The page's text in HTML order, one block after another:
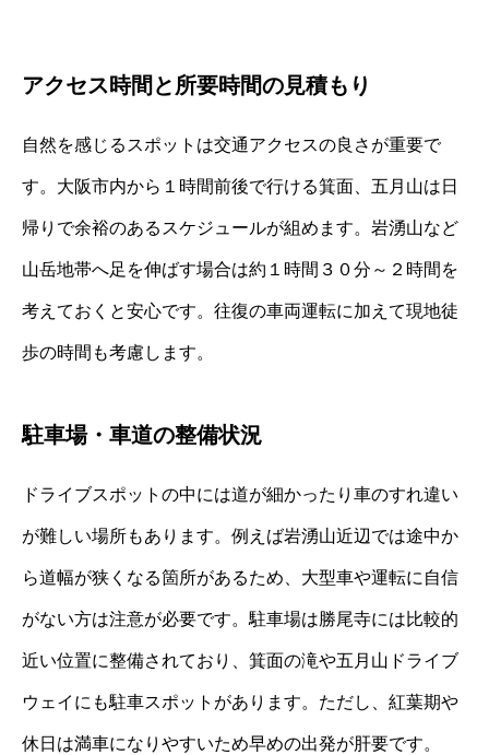
アクセス時間と所要時間の見積もり
自然を感じるスポットは交通アクセスの良さが重要で
す。大阪市内から１時間前後で行ける箕面、五月山は日
帰りで余裕のあるスケジュールが組めます。岩湧山など
山岳地帯へ足を伸ばす場合は約１時間３０分～２時間を
考えておくと安心です。往復の車両運転に加えて現地徒
歩の時間も考慮します。
駐車場・車道の整備状況
ドライブスポットの中には道が細かったり車のすれ違い
が難しい場所もあります。例えば岩湧山近辺では途中か
ら道幅が狭くなる箇所があるため、大型車や運転に自信
がない方は注意が必要です。駐車場は勝尾寺には比較的
近い位置に整備されており、箕面の滝や五月山ドライブ
ウェイにも駐車スポットがあります。ただし、紅葉期や
休日は満車になりやすいため早めの出発が肝要です。